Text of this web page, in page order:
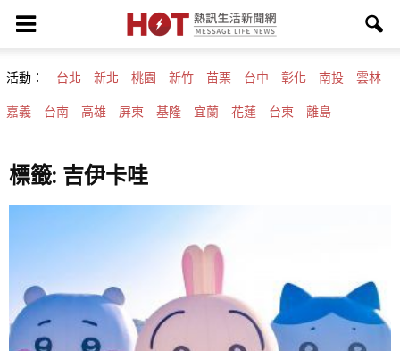
活動： 台北 新北 桃園 新竹 苗栗 台中 彰化 南投 雲林
嘉義 台南 高雄 屏東 基隆 宜蘭 花蓮 台東 離島
標籤: 吉伊卡哇